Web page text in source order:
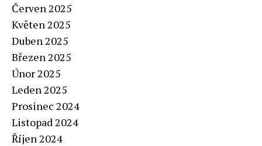
Červen 2025
Květen 2025
Duben 2025
Březen 2025
Únor 2025
Leden 2025
Prosinec 2024
Listopad 2024
Říjen 2024